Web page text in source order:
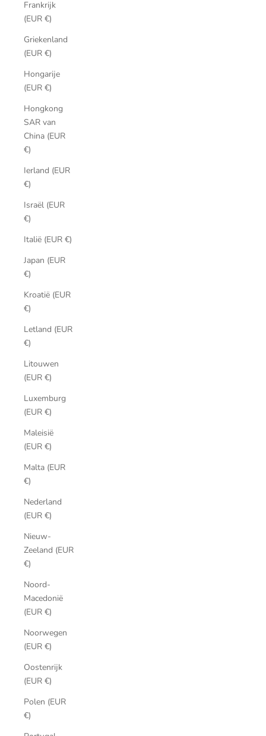
Frankrijk
(EUR €)
Griekenland
(EUR €)
Hongarije
(EUR €)
Hongkong
SAR van
China (EUR
€)
Ierland (EUR
€)
Israël (EUR
€)
Italië (EUR €)
Japan (EUR
€)
Kroatië (EUR
€)
Letland (EUR
€)
Litouwen
(EUR €)
Luxemburg
(EUR €)
Maleisië
(EUR €)
Malta (EUR
€)
Nederland
(EUR €)
Nieuw-
Zeeland (EUR
€)
Noord-
Macedonië
(EUR €)
Noorwegen
(EUR €)
Oostenrijk
(EUR €)
Polen (EUR
€)